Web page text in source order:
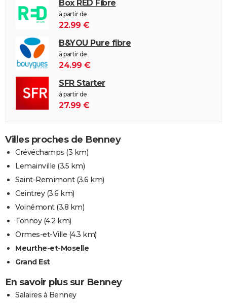
Box RED Fibre
à partir de
22.99 €
B&YOU Pure fibre
à partir de
24.99 €
SFR Starter
à partir de
27.99 €
Villes proches de Benney
Crévéchamps (3 km)
Lemainville (3.5 km)
Saint-Remimont(3.6 km)
Ceintrey(3.6 km)
Voinémont(3.8 km)
Tonnoy(4.2 km)
Ormes-et-Ville (4.3 km)
Meurthe-et-Moselle
Grand Est
En savoir plus sur Benney
Salaires à Benney